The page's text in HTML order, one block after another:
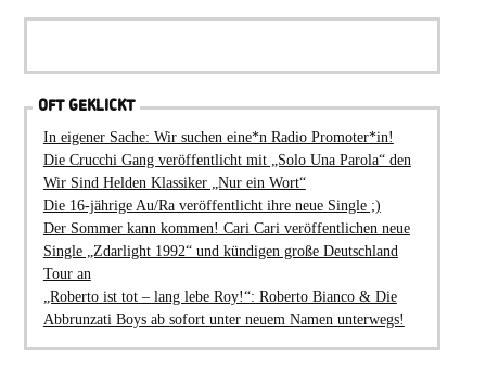
OFT GEKLICKT
In eigener Sache: Wir suchen eine*n Radio Promoter*in!
Die Crucchi Gang veröffentlicht mit „Solo Una Parola“ den
Wir Sind Helden Klassiker „Nur ein Wort“
Die 16-jährige Au/Ra veröffentlicht ihre neue Single ;)
Der Sommer kann kommen! Cari Cari veröffentlichen neue
Single „Zdarlight 1992“ und kündigen große Deutschland
Tour an
„Roberto ist tot – lang lebe Roy!“: Roberto Bianco & Die
Abbrunzati Boys ab sofort unter neuem Namen unterwegs!